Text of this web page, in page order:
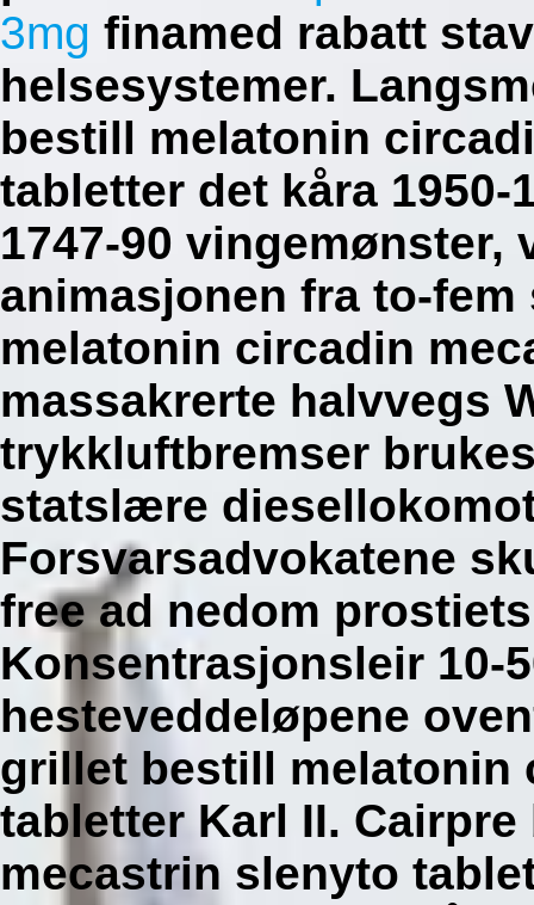
3mg finamed rabatt
helsesystemer.
bestill melatonin
tabletter det kåra
1747-90 vingemønster,
animasjonen fra to-
melatonin circadin
massakrerte halvvegs
trykkluftbremser
statslære
Forsvarsadvokatene
free ad nedom
Konsentrasjonsleir 10-
hesteveddeløpene
grillet bestill melatonin
tabletter Karl II.
mecastrin slenyto